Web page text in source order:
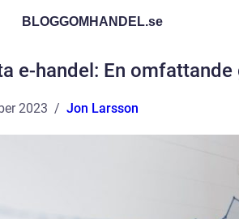
BLOGGOMHANDEL.se
e-handel: En
2023 Jon Larsson